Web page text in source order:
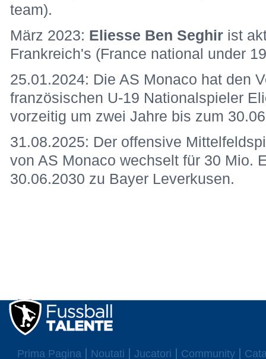
team).
März 2023: Eliesse Ben Seghir ist
Frankreich's (France national under
25.01.2024: Die AS Monaco hat den
französischen U-19 Nationalspieler
vorzeitig um zwei Jahre bis zum
31.08.2025: Der offensive
von AS Monaco wechselt für 30 Mio.
30.06.2030 zu Bayer Leverkusen.
Prima Pagina Noutati Jucatori Community